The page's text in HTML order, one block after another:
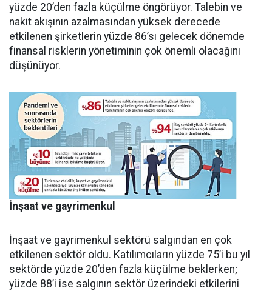
yüzde 20’den fazla küçülme öngörüyor. Talebin ve
nakit akışının azalmasından yüksek derecede
etkilenen şirketlerin yüzde 86’sı gelecek dönemde
finansal risklerin yönetiminin çok önemli olacağını
düşünüyor.
İnşaat ve gayrimenkul
İnşaat ve gayrimenkul sektörü salgından en çok
etkilenen sektör oldu. Katılımcıların yüzde 75’i bu yıl
sektörde yüzde 20’den fazla küçülme beklerken;
yüzde 88’i ise salgının sektör üzerindeki etkilerini